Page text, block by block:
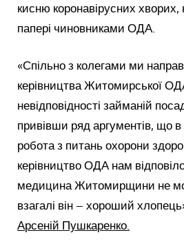
кисню коронавірусних хворих,
папері чиновниками ОДА.
«Спільно з колегами ми
керівництва Житомирської
невідповідності займаній
привівши ряд аргументів, що
робота з питань охорони
керівництво ОДА нам
медицина Житомирщини не
взагалі він – хороший
Арсеній Пушкаренко.